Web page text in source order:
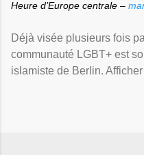
Heure d’Europe centrale –
Déjà visée plusieurs fois
communauté LGBT+ est
islamiste de Berlin.